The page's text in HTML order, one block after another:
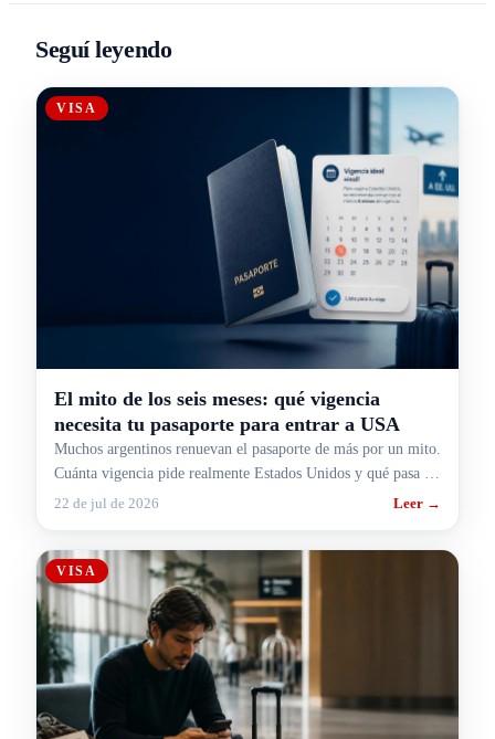
Seguí leyendo
VISA
El mito de los seis meses: qué vigencia
necesita tu pasaporte para entrar a USA
Muchos argentinos renuevan el pasaporte de más por un mito.
Cuánta vigencia pide realmente Estados Unidos y qué pasa si
la visa quedó en el pasaporte viejo.
22 de jul de 2026 Leer →
VISA